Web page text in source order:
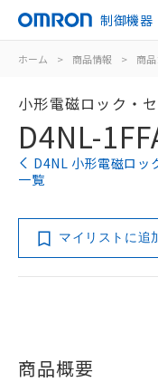
制御機器
ホーム > 商品情報 > 商
小形電磁ロック・
D4NL-
D4NL 小形電磁ロッ
一覧
マイリストに追
商品概要